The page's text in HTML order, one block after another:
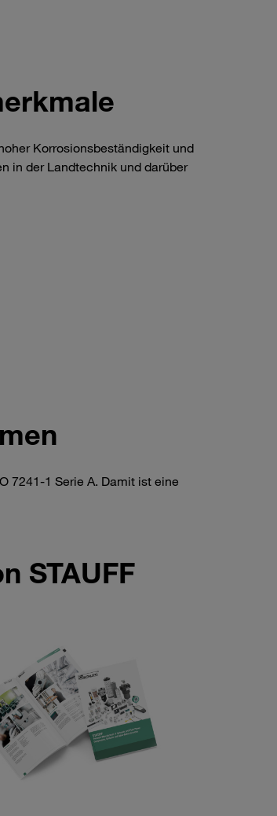
Korrosionsbeständigkeit und
in der Landtechnik und darüber
7241-1 Serie A. Damit ist eine
STAUFF